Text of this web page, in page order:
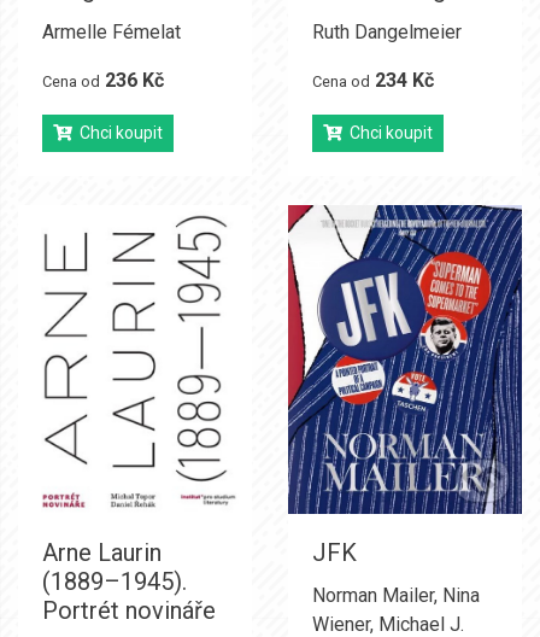
Armelle Fémelat
Cena od 236 Kč
Chci koupit
Ruth Dangelmeier
Cena od 234 Kč
Chci koupit
Arne Laurin
(1889–1945).
Portrét novináře
JFK
Norman Mailer, Nina
Wiener, Michael J.